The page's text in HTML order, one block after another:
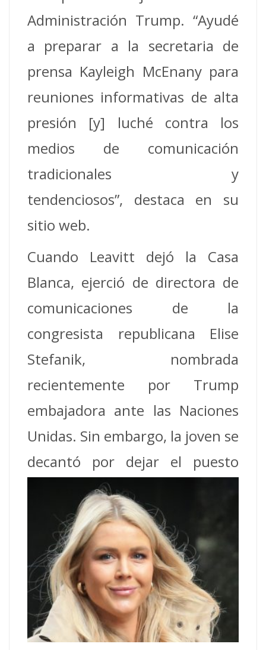
Administración Trump. “Ayudé
a preparar a la secretaria de
prensa Kayleigh McEnany para
reuniones informativas de alta
presión [y] luché contra los
medios de comunicación
tradicionales y
tendenciosos”, destaca en su
sitio web.
Cuando Leavitt dejó la Casa
Blanca, ejerció de directora de
comunicaciones de la
congresista republicana Elise
Stefanik, nombrada
recientemente por Trump
embajadora ante las Naciones
Unidas. Sin embargo, la joven se
decantó por dejar el puesto